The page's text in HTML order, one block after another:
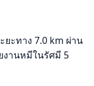
ยะทาง 7.0 km ผ่าน
งานหมีในรัศมี 5